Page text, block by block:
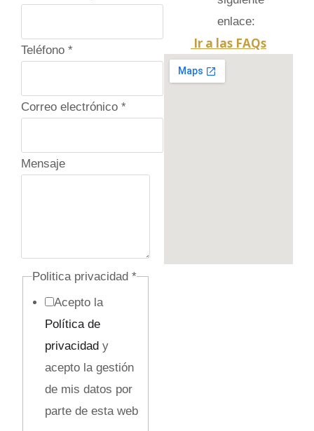
Teléfono *
Correo electrónico *
C
Mensaje
Politica privacidad *
Acepto la
Política de
privacidady
acepto la gestión
de mis datos por
parte de esta web
enlace:
Ir a las FAQs